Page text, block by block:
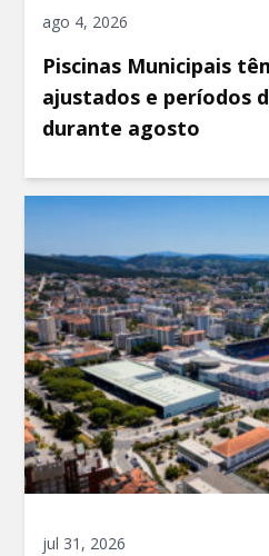
ago 4, 2026
Piscinas Municipais
ajustados e períodos
durante agosto
jul 31, 2026